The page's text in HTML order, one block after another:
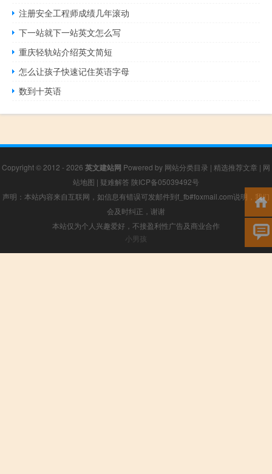
注册安全工程师成绩几年滚动
下一站就下一站英文怎么写
重庆轻轨站介绍英文简短
怎么让孩子快速记住英语字母
数到十英语
Copyright © 2012 - 2026 英文建站网 Powered by 网站分类目录 | 精选推荐文章 | 网
站地图 | 疑难解答 陕ICP备05039492号
声明：本站内容来自互联网，如信息有错误可发邮件到f_fb#foxmail.com说明，我们
会及时纠正，谢谢
本站仅为个人兴趣爱好，不接盈利性广告及商业合作
小男孩